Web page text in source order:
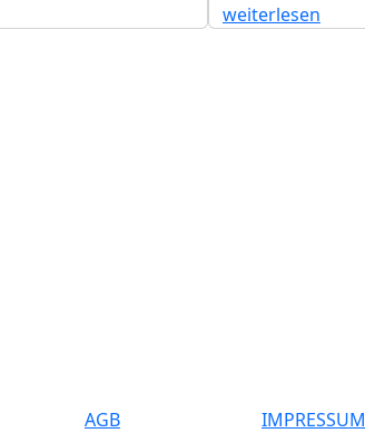
weiterlesen
AGB IMPRESSUM